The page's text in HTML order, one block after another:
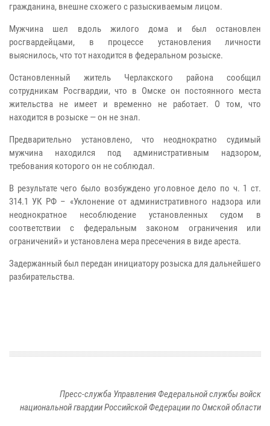
гражданина, внешне схожего с разыскиваемым лицом.
Мужчина шел вдоль жилого дома и был остановлен
росгвардейцами, в процессе установления личности
выяснилось, что тот находится в федеральном розыске.
Остановленный житель Черлакского района сообщил
сотрудникам Росгвардии, что в Омске он постоянного места
жительства не имеет и временно не работает. О том, что
находится в розыске — он не знал.
Предварительно установлено, что неоднократно судимый
мужчина находился под административным надзором,
требования которого он не соблюдал.
В результате чего было возбуждено уголовное дело по ч. 1 ст.
314.1 УК РФ – «Уклонение от административного надзора или
неоднократное несоблюдение установленных судом в
соответствии с федеральным законом ограничения или
ограничений» и установлена мера пресечения в виде ареста.
Задержанный был передан инициатору розыска для дальнейшего
разбирательства.
Пресс-служба Управления Федеральной службы войск
национальной гвардии Российской Федерации по Омской области